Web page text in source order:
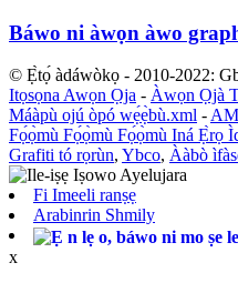
Báwo ni àwọn àwo
© Ẹ̀tọ́ àdáwòkọ - 2010-2022:
Itọsọna Awọn Ọja - Àwọn Ọjà
Máàpù ojú òpó wẹ́ẹ̀bù.xml -
Fọ́ọ̀mù Fọ́ọ̀mù Fọ́ọ̀mù Iná Ẹ̀rọ
Grafiti tó rọrùn, Ybco, Ààbò
Fi Imeeli ranṣẹ
Arabinrin Shmily
x